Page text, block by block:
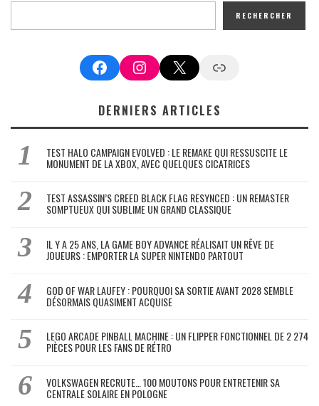
RECHERCHER
FacebookInstagram
X Google News
DERNIERS ARTICLES
TEST HALO CAMPAIGN EVOLVED : LE REMAKE QUI RESSUSCITE LE
MONUMENT DE LA XBOX, AVEC QUELQUES CICATRICES
TEST ASSASSIN’S CREED BLACK FLAG RESYNCED : UN REMASTER
SOMPTUEUX QUI SUBLIME UN GRAND CLASSIQUE
IL Y A 25 ANS, LA GAME BOY ADVANCE RÉALISAIT UN RÊVE DE
JOUEURS : EMPORTER LA SUPER NINTENDO PARTOUT
GOD OF WAR LAUFEY : POURQUOI SA SORTIE AVANT 2028 SEMBLE
DÉSORMAIS QUASIMENT ACQUISE
LEGO ARCADE PINBALL MACHINE : UN FLIPPER FONCTIONNEL DE 2 274
PIÈCES POUR LES FANS DE RÉTRO
VOLKSWAGEN RECRUTE… 100 MOUTONS POUR ENTRETENIR SA
CENTRALE SOLAIRE EN POLOGNE